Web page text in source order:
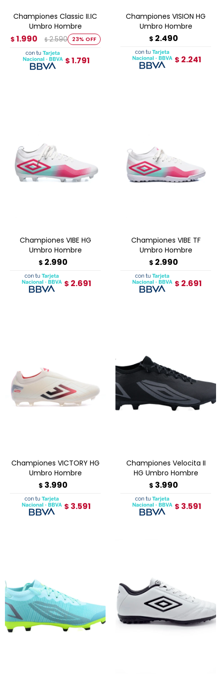
Championes Classic II.IC
Umbro Hombre
$ 1.990 $ 2.590 23
$ 1.791
Championes VISION HG
Umbro Hombre
$ 2.490
$ 2.241
Championes VIBE HG
Umbro Hombre
$ 2.990
$ 2.691
Championes VIBE TF
Umbro Hombre
$ 2.990
$ 2.691
Championes VICTORY HG
Umbro Hombre
$ 3.990
$ 3.591
Championes Velocita II
HG Umbro Hombre
$ 3.990
$ 3.591